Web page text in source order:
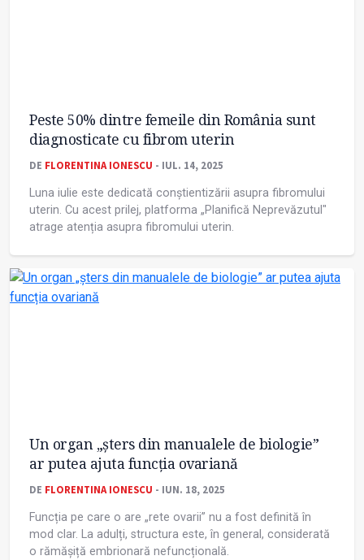
Peste 50% dintre femeile din România sunt
diagnosticate cu fibrom uterin
DE FLORENTINA IONESCU - IUL. 14, 2025
Luna iulie este dedicată conștientizării asupra fibromului
uterin. Cu acest prilej, platforma „Planifică Neprevăzutul"
atrage atenția asupra fibromului uterin.
Un organ „șters din manualele de biologie”
ar putea ajuta funcția ovariană
DE FLORENTINA IONESCU - IUN. 18, 2025
Funcția pe care o are „rete ovarii” nu a fost definită în
mod clar. La adulți, structura este, în general, considerată
o rămășiță embrionară nefuncțională.